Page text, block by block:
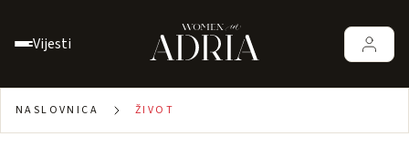
Vijesti
NASLOVNICA ŽIVOT